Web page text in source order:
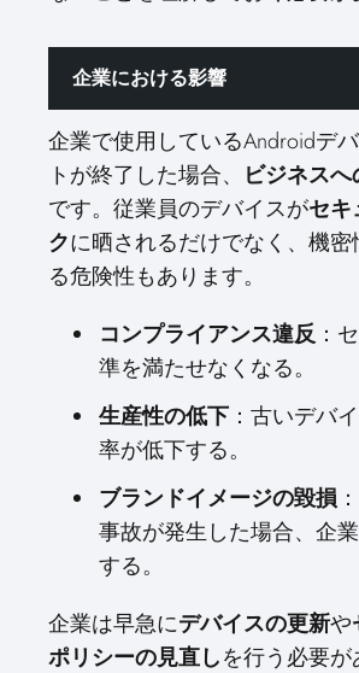
企業における影響
企業で使用しているAndroidデ
トが終了した場合、
ビジネス
です。従業員のデバイスがセキ
クに晒されるだけでなく、機
る危険性もあります。
コンプライアンス違反：
準を満たせなくなる。
生産性の低下 ：古いデバ
率が低下する。
ブランドイメージの毀損
事故が発生した場合、企
する。
企業は早急にデバイスの更新や
ポリシーの見直しを行う必要が